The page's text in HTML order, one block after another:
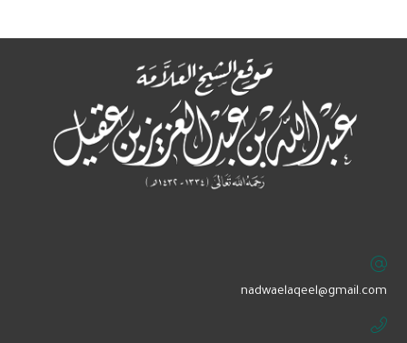
‏nadwaelaqeel@gmail.com